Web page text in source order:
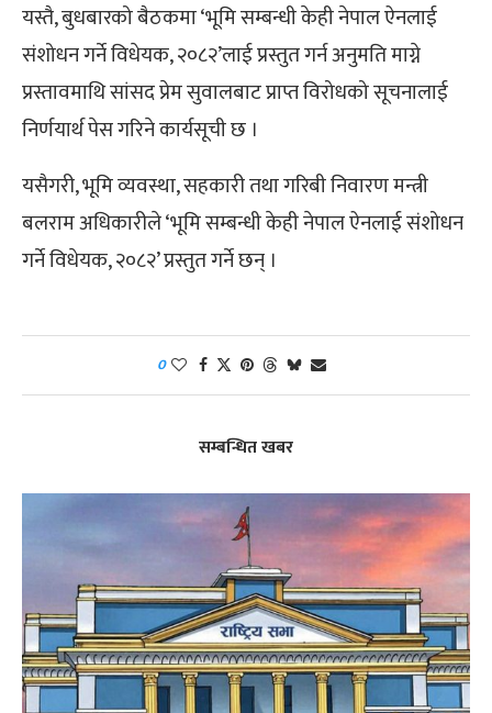
यस्तै, बुधबारको बैठकमा ‘भूमि सम्बन्धी केही नेपाल ऐनलाई
संशोधन गर्ने विधेयक, २०८२’लाई प्रस्तुत गर्न अनुमति माग्ने
प्रस्तावमाथि सांसद प्रेम सुवालबाट प्राप्त विरोधको सूचनालाई
निर्णयार्थ पेस गरिने कार्यसूची छ ।
यसैगरी, भूमि व्यवस्था, सहकारी तथा गरिबी निवारण मन्त्री
बलराम अधिकारीले ‘भूमि सम्बन्धी केही नेपाल ऐनलाई संशोधन
गर्ने विधेयक, २०८२’ प्रस्तुत गर्ने छन् ।
0
सम्बन्धित खबर